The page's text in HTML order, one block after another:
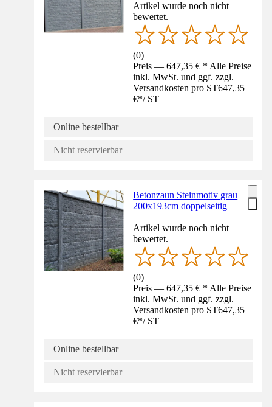
Artikel wurde noch nicht
bewertet.
(0)
Preis — 647,35 € * Alle Preise
inkl. MwSt. und ggf. zzgl.
Versandkosten pro ST647,35
€*/ ST
Online bestellbar
Nicht reservierbar
Betonzaun Steinmotiv grau
200x193cm doppelseitig
Artikel wurde noch nicht
bewertet.
(0)
Preis — 647,35 € * Alle Preise
inkl. MwSt. und ggf. zzgl.
Versandkosten pro ST647,35
€*/ ST
Online bestellbar
Nicht reservierbar